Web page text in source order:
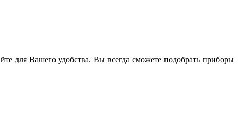
для Вашего удобства. Вы всегда сможете подобрать приборы